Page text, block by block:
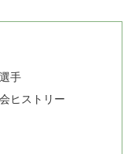
手
ヒストリー